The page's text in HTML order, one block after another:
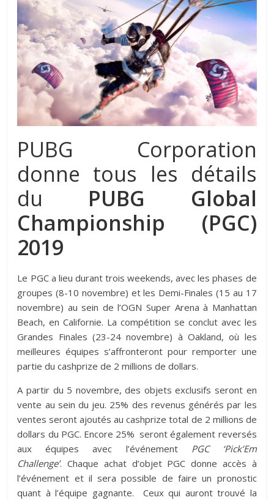
PUBG Corporation
donne tous les détails
du PUBG Global
Championship (PGC)
2019
Le PGC a lieu durant trois weekends, avec les phases de
groupes (8-10 novembre) et les Demi-Finales (15 au 17
novembre) au sein de l’OGN Super Arena à Manhattan
Beach, en Californie. La compétition se conclut avec les
Grandes Finales (23-24 novembre) à Oakland, où les
meilleures équipes s’affronteront pour remporter une
partie du cashprize de 2 millions de dollars.
A partir du 5 novembre, des objets exclusifs seront en
vente au sein du jeu. 25% des revenus générés par les
ventes seront ajoutés au cashprize total de 2 millions de
dollars du PGC. Encore 25% seront également reversés
aux équipes avec l’événement
PGC ‘Pick’Em
Challenge’. Chaque achat d’objet PGC donne accès à
l’événement et il sera possible de faire un pronostic
quant à l’équipe gagnante. Ceux qui auront trouvé la